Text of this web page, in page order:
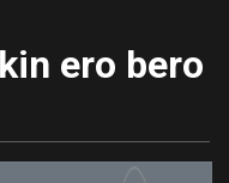
ero bero